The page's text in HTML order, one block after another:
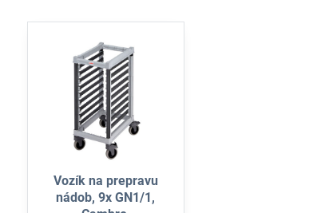
Vozík na prepravu
nádob, 9x GN1/1,